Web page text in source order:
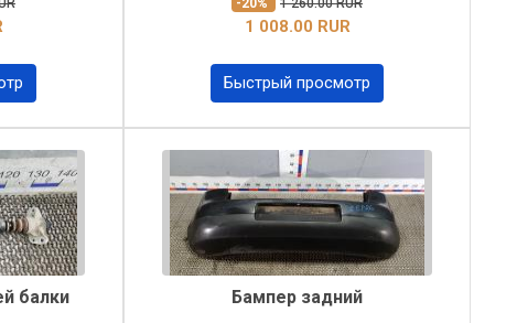
-20% 1 260.00 RUR
1 008.00 RUR
Быстрый просмотр
балки Бампер задний